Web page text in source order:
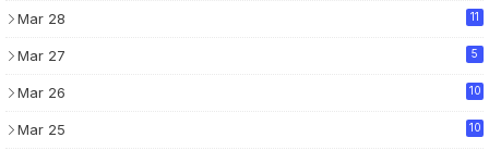
Mar 28 11
Mar 27 5
Mar 26 10
Mar 25 10